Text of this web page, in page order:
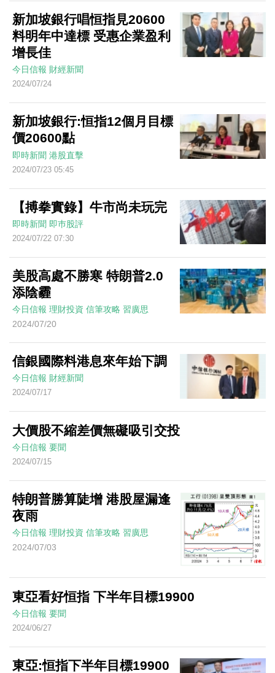
新加坡銀行唱恒指見20600
料明年中達標 受惠企業盈利
增長佳
今日信報 財經新聞
2024/07/24
新加坡銀行:恒指12個月目標
價20600點
即時新聞 港股直擊
2024/07/23 05:45
【搏拳實錄】牛市尚未玩完
即時新聞 即巿股評
2024/07/22 07:30
美股高處不勝寒 特朗普2.0
添陰霾
今日信報 理財投資 信筆攻略 習廣思
2024/07/20
信銀國際料港息來年始下調
今日信報 財經新聞
2024/07/17
大價股不縮差價無礙吸引交投
今日信報 要聞
2024/07/15
特朗普勝算陡增 港股屋漏逢
夜雨
今日信報 理財投資 信筆攻略 習廣思
2024/07/03
東亞看好恒指 下半年目標19900
今日信報 要聞
2024/06/27
東亞:恒指下半年目標19900